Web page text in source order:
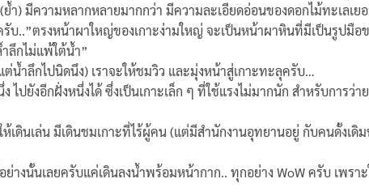
) มีความหลากหลายมากกว่า มีความละเอียดอ่อนของดอกไม้ทะเลเย
บ..”ตรงหน้าผาใหญ่ของเกาะง่ามใหญ่ จะเป็นหน้าผาหินที่มีเป็นรูปมือ
ลึกไม่แพ้ใต้น้ำ”
ต่น้ำลึกไปนิดนึง) เราจะให้ชมวิว และมุ่งหน้าสู่เกาะทะลุครับ…
ปยังอีกฝั่งหนึ่งได้ ซึ่งเป็นเกาะเล็ก ๆ ที่ใช้แรงไม่มากนัก สำหรับการว่า
เดินเล่น มีเดินชมเกาะที่ไร้ผู้คน (แต่มีสำนักงานอุทยานอยู่ กับคนดั้งเดิ
งนั้นเลยครับแค่เดินลงน้ำพร้อมหน้ากาก.. ทุกอย่าง WoW ครับ เพรา